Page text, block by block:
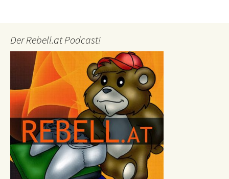
Der Rebell.at Podcast!